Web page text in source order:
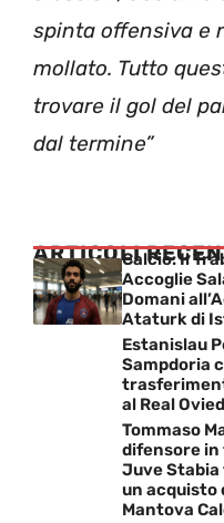
spinta offensiva e
mollato. Tutto
trovare il gol del
dal termine”
ARTICOLICalcio: Il
Accoglie
Domani
Ataturk di
Estanislau
Sampdoria
al Real
Tommaso
difensore in
Juve
un acquisto
Mantova